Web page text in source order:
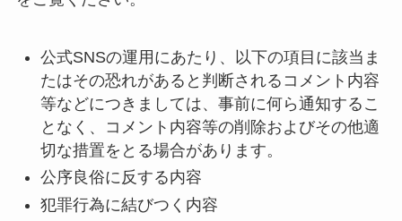
公式SNSの運用にあたり、以下の項目に該当ま
たはその恐れがあると判断されるコメント内容
等などにつきましては、事前に何ら通知するこ
となく、コメント内容等の削除およびその他適
切な措置をとる場合があります。
公序良俗に反する内容
犯罪行為に結びつく内容